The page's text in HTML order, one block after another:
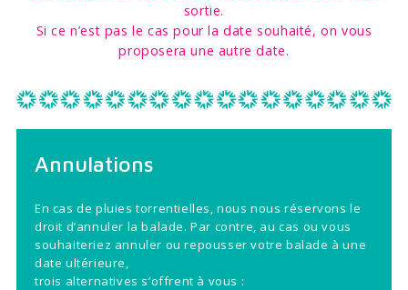
sortie.
Si ce n’est pas le cas pour la date souhaité, on vous
proposera une autre date.
Annulations
En cas de pluies torrentielles, nous nous réservons le
droit d’annuler la balade. Par contre, au cas ou vous
souhaiteriez annuler ou repousser votre balade à une
date ultérieure,
trois alternatives s’offrent à vous :